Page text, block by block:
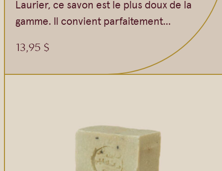
Laurier, ce savon est le plus doux de la
gamme. Il convient parfaitement…
13,95 $